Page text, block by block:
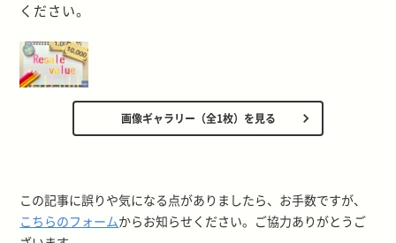
ください。
画像ギャラリー（全1枚）を見る
この記事に誤りや気になる点がありましたら、お手数ですが、
こちらのフォームからお知らせください。ご協力ありがとうご